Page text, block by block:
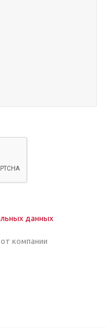
данных
компании